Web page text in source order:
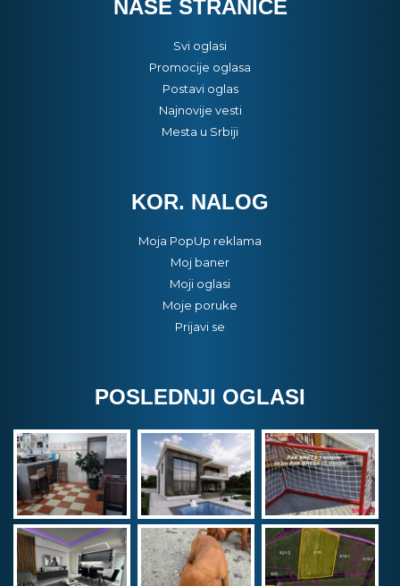
NAŠE STRANICE
Svi oglasi
Promocije oglasa
Postavi oglas
Najnovije vesti
Mesta u Srbiji
KOR. NALOG
Moja PopUp reklama
Moj baner
Moji oglasi
Moje poruke
Prijavi se
POSLEDNJI OGLASI